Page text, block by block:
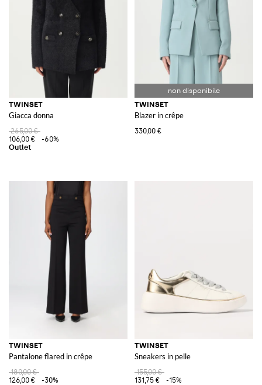
TWINSET
Giacca donna
265,00 €
106,00 €
-60%
TWINSET
Blazer in crêpe
330,00 €
TWINSET
Pantalone flared in crêpe
180,00 €
126,00 €
-30%
TWINSET
Sneakers in pelle
155,00 €
131,75 €
-15%